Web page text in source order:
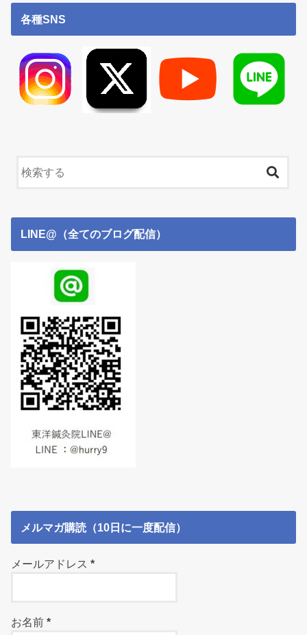
各種SNS
LINE@（全てのブログ配信）
メルマガ購読（10日に一度配信）
メールアドレス*
お名前*